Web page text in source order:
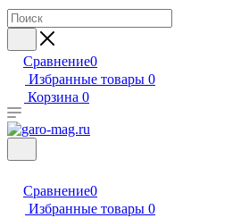
Сравнение0
Избранные товары 0
Корзина 0
Сравнение0
Избранные товары 0